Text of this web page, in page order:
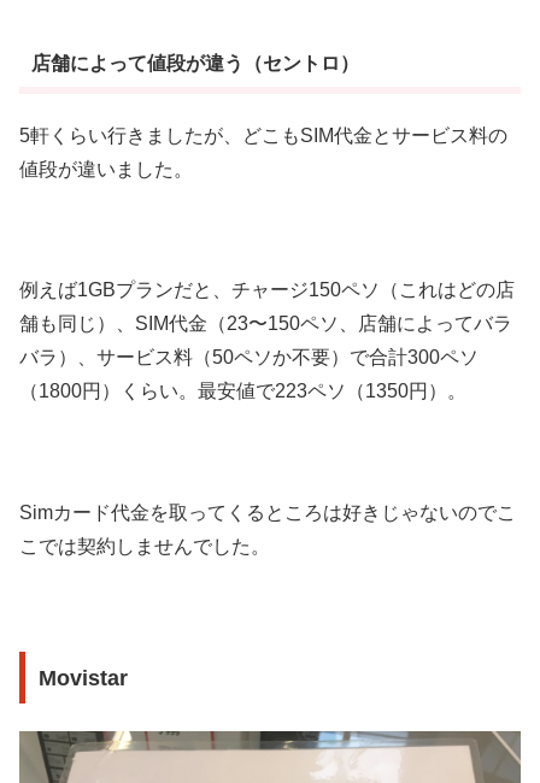
店舗によって値段が違う（セントロ）
5軒くらい行きましたが、どこもSIM代金とサービス料の
値段が違いました。
例えば1GBプランだと、チャージ150ペソ（これはどの店
舗も同じ）、SIM代金（23〜150ペソ、店舗によってバラ
バラ）、サービス料（50ペソか不要）で合計300ペソ
（1800円）くらい。最安値で223ペソ（1350円）。
Simカード代金を取ってくるところは好きじゃないのでこ
こでは契約しませんでした。
Movistar